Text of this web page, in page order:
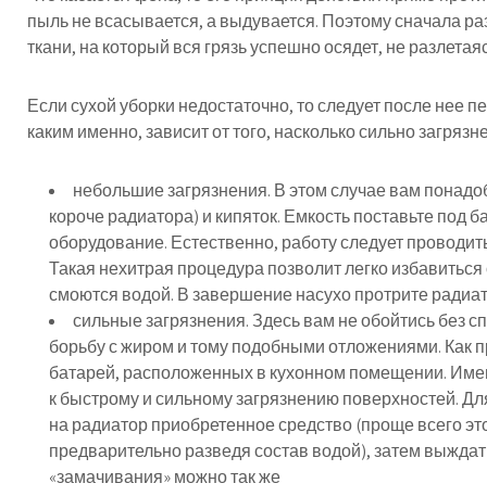
пыль не всасывается, а выдувается. Поэтому сначала
ткани, на который вся грязь успешно осядет, не
Если сухой уборки недостаточно, то следует после нее
каким именно, зависит от того, насколько сильно
небольшие загрязнения. В этом случае вам
короче радиатора) и кипяток. Емкость поставьте под
оборудование. Естественно, работу следует
Такая нехитрая процедура позволит легко
смоются водой. В завершение насухо протрите
сильные загрязнения. Здесь вам не обойтись без
борьбу с жиром и тому подобными отложениями. Как
батарей, расположенных в кухонном помещении.
к быстрому и сильному загрязнению поверхностей.
на радиатор приобретенное средство (проще всего
предварительно разведя состав водой), затем
«замачивания» можно так же